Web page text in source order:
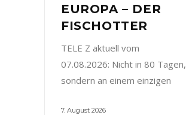
EUROPA – DER
FISCHOTTER
TELE Z aktuell vom
07.08.2026: Nicht in 80 Tagen,
sondern an einem einzigen
7. August 2026